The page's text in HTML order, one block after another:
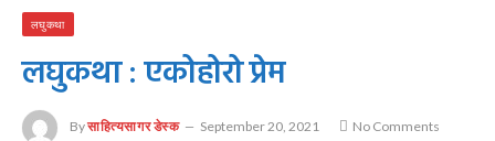
लघुकथा
लघुकथा : एकोहोरो प्रेम
Byसाहित्यसागर डेस्क September 20, 2021
No Comments